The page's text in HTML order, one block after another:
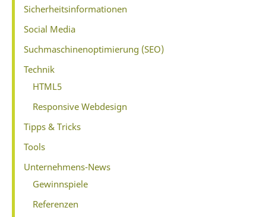
Sicherheitsinformationen
Social Media
Suchmaschinenoptimierung (SEO)
Technik
HTML5
Responsive Webdesign
Tipps & Tricks
Tools
Unternehmens-News
Gewinnspiele
Referenzen